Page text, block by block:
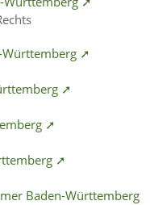
Württemberg ➚
➚
➚
➚
Baden-Württemberg